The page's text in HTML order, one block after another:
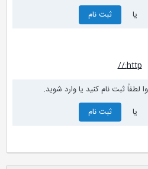
ثبت نام
http://
ثبت نام کنید یا وارد شوید.
ثبت نام